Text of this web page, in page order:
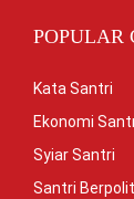
POPULAR
Kata Santri
Ekonomi
Syiar Santri
Santri